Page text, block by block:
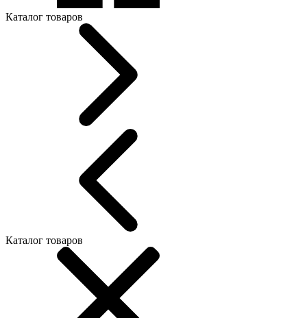
Каталог товаров
Каталог товаров